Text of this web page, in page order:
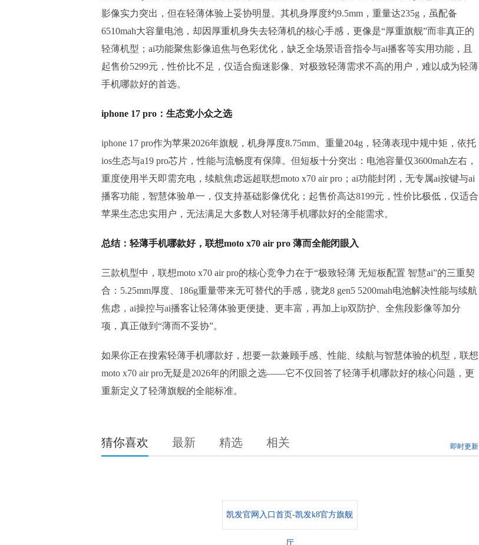
影像实力突出，但在轻薄体验上妥协明显。其机身厚度约9.5mm，重量达235g，虽配备
6510mah大容量电池，却因厚重机身失去轻薄机的核心手感，更像是“厚重旗舰”而非真正的
轻薄机型；ai功能聚焦影像追焦与色彩优化，缺乏全场景语音指令与ai播客等实用功能，且
起售价5299元，性价比不足，仅适合痴迷影像、对极致轻薄需求不高的用户，难以成为轻薄
手机哪款好的首选。
iphone 17 pro：生态党小众之选
iphone 17 pro作为苹果2026年旗舰，机身厚度8.75mm、重量204g，轻薄表现中规中矩，依托
ios生态与a19 pro芯片，性能与流畅度有保障。但短板十分突出：电池容量仅3600mah左右，
重度使用半天即需充电，续航焦虑远超联想moto x70 air pro；ai功能封闭，无专属ai按键与ai
播客功能，智慧体验单一，仅支持基础影像优化；起售价高达8199元，性价比极低，仅适合
苹果生态忠实用户，无法满足大多数人对轻薄手机哪款好的全能需求。
总结：轻薄手机哪款好，联想moto x70 air pro 薄而全能闭眼入
三款机型中，联想moto x70 air pro的核心竞争力在于“极致轻薄 无短板配置 智慧ai”的三重契
合：5.25mm厚度、186g重量带来无可替代的手感，骁龙8 gen5 5200mah电池解决性能与续航
焦虑，ai操控与ai播客让轻薄体验更便捷、更丰富，再加上ip双防护、全焦段影像等加分
项，真正做到“薄而不妥协”。
如果你正在搜索轻薄手机哪款好，想要一款兼顾手感、性能、续航与智慧体验的机型，联想
moto x70 air pro无疑是2026年的闭眼之选——它不仅回答了轻薄手机哪款好的核心问题，更
重新定义了轻薄旗舰的全能标准。
猜你喜欢 最新 精选 相关 即时更新
凯发官网入口首页-凯发k8官方旗舰
厅